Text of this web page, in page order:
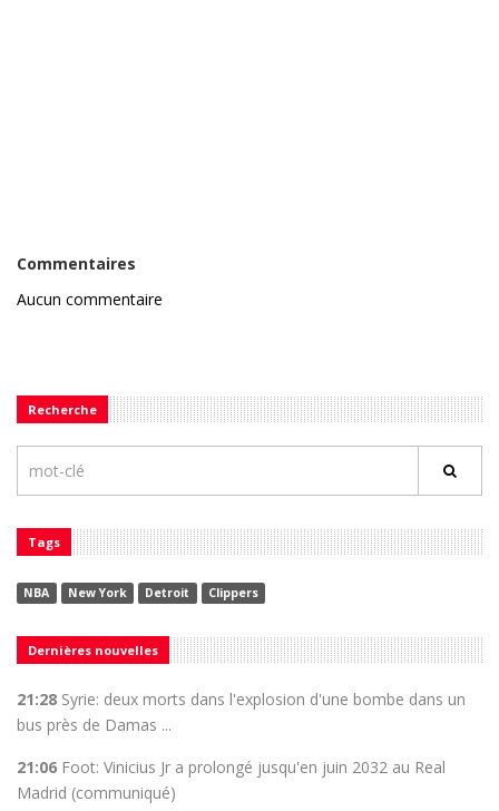
Commentaires
Aucun commentaire
Recherche
Tags
NBA New York Detroit Clippers
Dernières nouvelles
21:28 Syrie: deux morts dans l'explosion d'une bombe dans un
bus près de Damas ...
21:06 Foot: Vinicius Jr a prolongé jusqu'en juin 2032 au Real
Madrid (communiqué)